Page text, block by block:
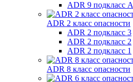
ADR 9 подкласс A
ADR 2 класс опасности
ADR 2 подкласс 3
ADR 2 подкласс 2
ADR 2 подкласс 1
ADR 8 класс опасности